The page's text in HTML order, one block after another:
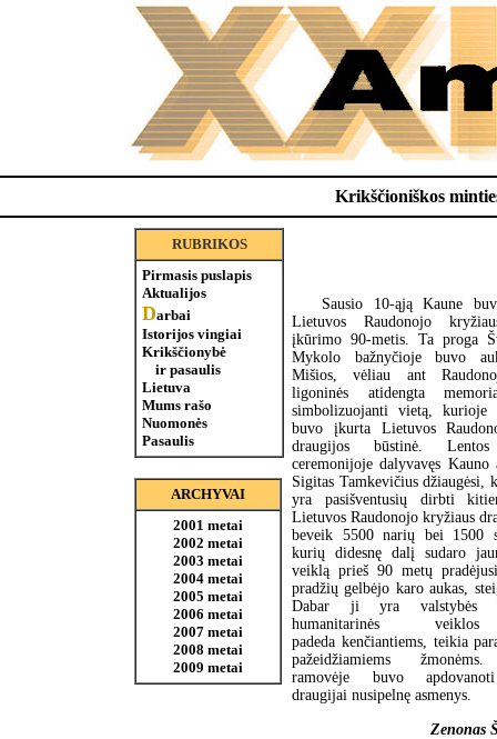
Krikščioniškos
RUBRIKOS
Pirmasis puslapis
Aktualijos
Darbai
Istorijos vingiai
Krikščionybė
ir pasaulis
Lietuva
Mums rašo
Nuomonės
Pasaulis
ARCHYVAI
2001 metai
2002 metai
2003 metai
2004 metai
2005 metai
2006 metai
2007 metai
2008 metai
2009 metai
Sausio 10-ąją Kaune
Lietuvos Raudonojo
įkūrimo 90-metis. Ta proga
Mykolo bažnyčioje buvo
Mišios, vėliau ant
ligoninės atidengta
simbolizuojanti vietą, kurioje
buvo įkurta Lietuvos
draugijos būstinė. Lentos
ceremonijoje dalyvavęs Kauno
Sigitas Tamkevičius džiaugėsi,
yra pasišventusių dirbti
Lietuvos Raudonojo kryžiaus
beveik 5500 narių bei 1500
kurių didesnę dalį sudaro
veiklą prieš 90 metų
pradžių gelbėjo karo aukas,
Dabar ji yra valstybės
humanitarinės
padeda kenčiantiems, teikia
pažeidžiamiems
ramovėje buvo
draugijai nusipelnę asmenys.
Zenonas